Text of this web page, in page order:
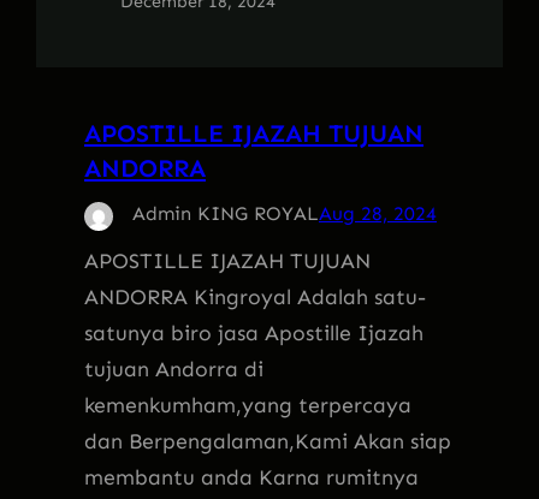
APOSTILLE IJAZAH TUJUAN
ANDORRA
Admin KING ROYALAug 28, 2024
APOSTILLE IJAZAH TUJUAN
ANDORRA Kingroyal Adalah satu-
satunya biro jasa Apostille Ijazah
tujuan Andorra di
kemenkumham,yang terpercaya
dan Berpengalaman,Kami Akan siap
membantu anda Karna rumitnya